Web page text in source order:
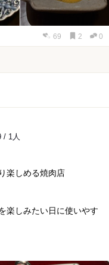
69 2 0
/ 1人
楽しめる焼肉店
楽しみたい日に使いやす